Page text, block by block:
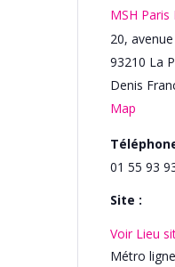
MSH Paris
20,
93210 La
Denis
Map
01 55 93
Site :
Voir Lieu
Métro